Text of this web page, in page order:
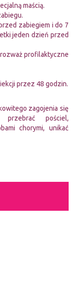
maścią.
zabiegiem i do 7
jeden dzień przed
profilaktyczne
przez 48 godzin.
zagojenia się
przebrać pościel,
chorymi, unikać